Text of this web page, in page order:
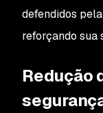
defendidos
reforçando sua
Redução